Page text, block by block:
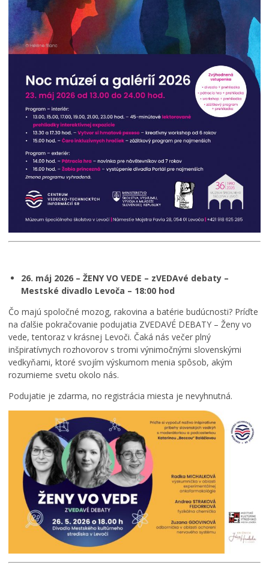
26. máj 2026 – ŽENY VO VEDE – zVEDAvé debaty –
Mestské divadlo Levoča – 18:00 hod
Čo majú spoločné mozog, rakovina a batérie budúcnosti? Príďte
na ďalšie pokračovanie podujatia ZVEDAVÉ DEBATY – Ženy vo
vede, tentoraz v krásnej Levoči. Čaká nás večer plný
inšpiratívnych rozhovorov s tromi výnimočnými slovenskými
vedkyňami, ktoré svojím výskumom menia spôsob, akým
rozumieme svetu okolo nás.
Podujatie je zdarma, no registrácia miesta je nevyhnutná.